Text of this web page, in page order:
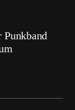
Punkband